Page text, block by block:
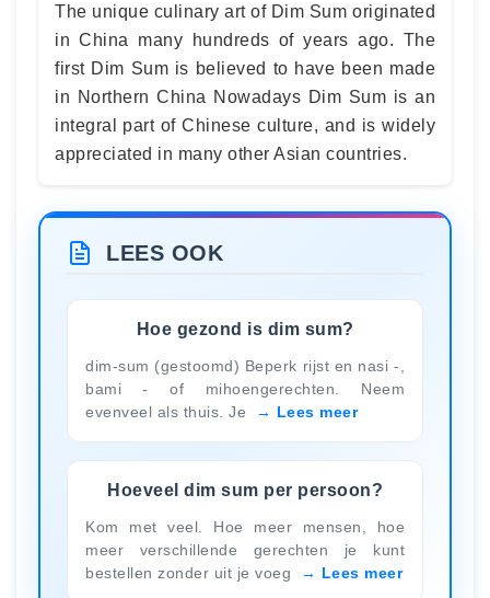
The unique culinary art of Dim Sum originated
in China many hundreds of years ago. The
first Dim Sum is believed to have been made
in Northern China Nowadays Dim Sum is an
integral part of Chinese culture, and is widely
appreciated in many other Asian countries.
LEES OOK
Hoe gezond is dim sum?
dim-sum (gestoomd) Beperk rijst en nasi -,
bami - of mihoengerechten. Neem
evenveel als thuis. Je
Lees meer
Hoeveel dim sum per persoon?
Kom met veel. Hoe meer mensen, hoe
meer verschillende gerechten je kunt
bestellen zonder uit je voeg
Lees meer